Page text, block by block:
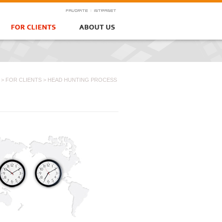
> FOR CLIENTS > HEAD HUNTING PROCESS